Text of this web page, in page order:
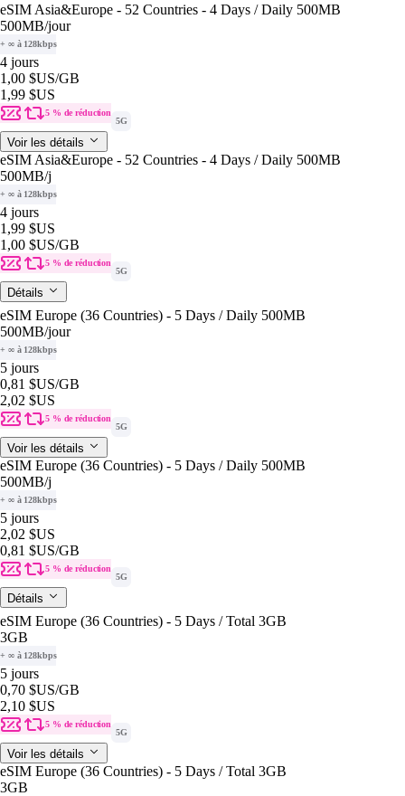
eSIM Asia&Europe - 52 Countries - 4 Days / Daily 500MB
500MB/jour
+ ∞ à 128kbps
4 jours
1,00 $US/GB
1,99 $US
5 % de réduction
5G
Voir les détails
eSIM Asia&Europe - 52 Countries - 4 Days / Daily 500MB
500MB/j
+ ∞ à 128kbps
4 jours
1,99 $US
1,00 $US/GB
5 % de réduction
5G
Détails
eSIM Europe (36 Countries) - 5 Days / Daily 500MB
500MB/jour
+ ∞ à 128kbps
5 jours
0,81 $US/GB
2,02 $US
5 % de réduction
5G
Voir les détails
eSIM Europe (36 Countries) - 5 Days / Daily 500MB
500MB/j
+ ∞ à 128kbps
5 jours
2,02 $US
0,81 $US/GB
5 % de réduction
5G
Détails
eSIM Europe (36 Countries) - 5 Days / Total 3GB
3GB
+ ∞ à 128kbps
5 jours
0,70 $US/GB
2,10 $US
5 % de réduction
5G
Voir les détails
eSIM Europe (36 Countries) - 5 Days / Total 3GB
3GB